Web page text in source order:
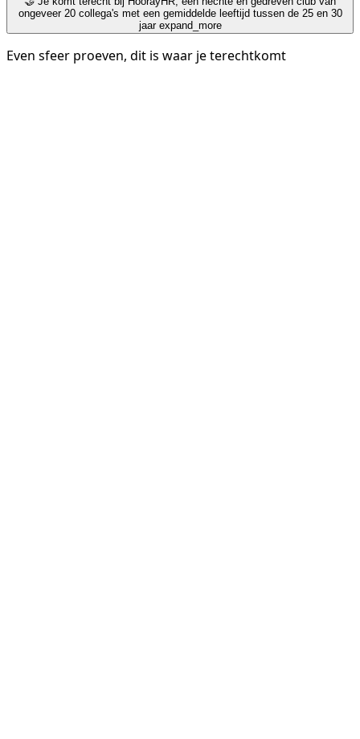
ongeveer 20 collega's met een gemiddelde leeftijd tussen de 25 en 30
jaar expand_more
Even sfeer proeven, dit is waar je terechtkomt